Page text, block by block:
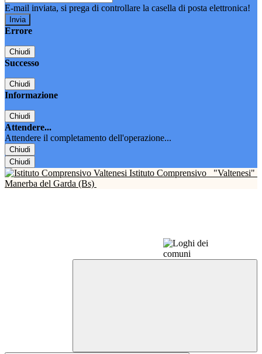
E-mail inviata, si prega di controllare la casella di posta elettronica!
Errore
Chiudi
Successo
Chiudi
Informazione
Chiudi
Attendere...
Attendere il completamento dell'operazione...
Chiudi
Chiudi
Istituto Comprensivo
"Valtenesi"
Manerba del Garda (Bs)